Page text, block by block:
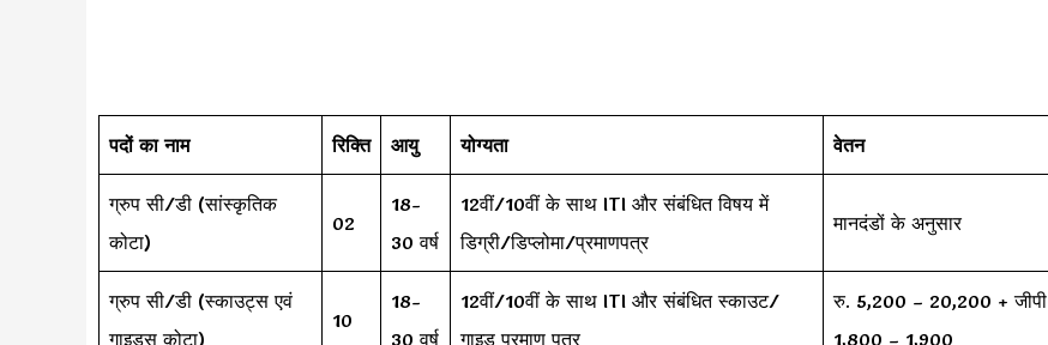
पदों का नाम रिक्ति आयु योग्यता वेतन
ग्रुप सी/डी (सांस्कृतिक
कोटा)
02
18-
30 वर्ष
12वीं/10वीं के साथ ITI और संबंधित विषय में
डिग्री/डिप्लोमा/प्रमाणपत्र
मानदंडों के अनुसार
ग्रुप सी/डी (स्काउट्स एवं
गाइड्स कोटा)
10
18-
30 वर्ष
12वीं/10वीं के साथ ITI और संबंधित स्काउट/
गाइड प्रमाण पत्र
रु. 5,200 – 20,200 + जीपी
1,800 – 1,900